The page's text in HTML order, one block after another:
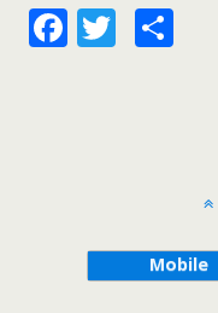
F
k
T
Mobile